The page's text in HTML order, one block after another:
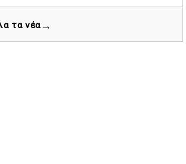
σε σύλληψη 38χρονου οδηγού
| 19:12
νομοσχέδιο
τα νέα→